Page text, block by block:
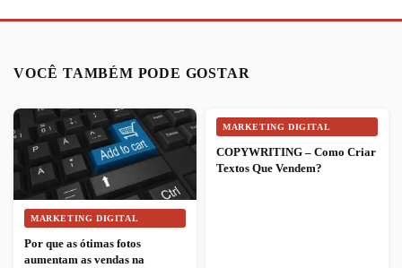
VOCÊ TAMBÉM PODE GOSTAR
MARKETING DIGITAL
Por que as ótimas fotos
aumentam as vendas na
MARKETING DIGITAL
COPYWRITING – Como Criar
Textos Que Vendem?